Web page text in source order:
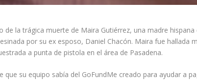
de la trágica muerte de Maira Gutiérrez, una madre
por su ex esposo, Daniel Chacón. Maira fue hallada
a punta de pistola en el área de Pasadena.
que su equipo sabía del GoFundMe creado para ayudar a